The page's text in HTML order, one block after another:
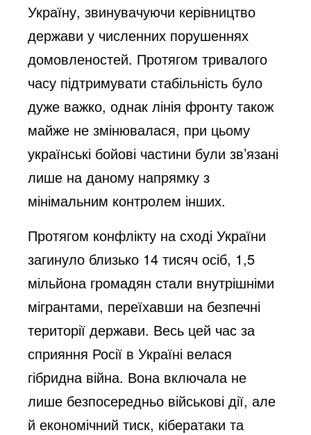
Україну, звинувачуючи керівництво
держави у численних порушеннях
домовленостей. Протягом тривалого
часу підтримувати стабільність було
дуже важко, однак лінія фронту також
майже не змінювалася, при цьому
українські бойові частини були зв’язані
лише на даному напрямку з
мінімальним контролем інших.
Протягом конфлікту на сході України
загинуло близько 14 тисяч осіб, 1,5
мільйона громадян стали внутрішніми
мігрантами, переїхавши на безпечні
території держави. Весь цей час за
сприяння Росії в Україні велася
гібридна війна. Вона включала не
лише безпосередньо військові дії, але
й економічний тиск, кібератаки та